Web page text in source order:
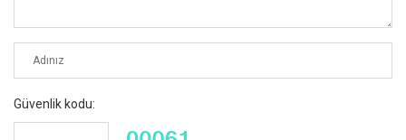
Güvenlik kodu: